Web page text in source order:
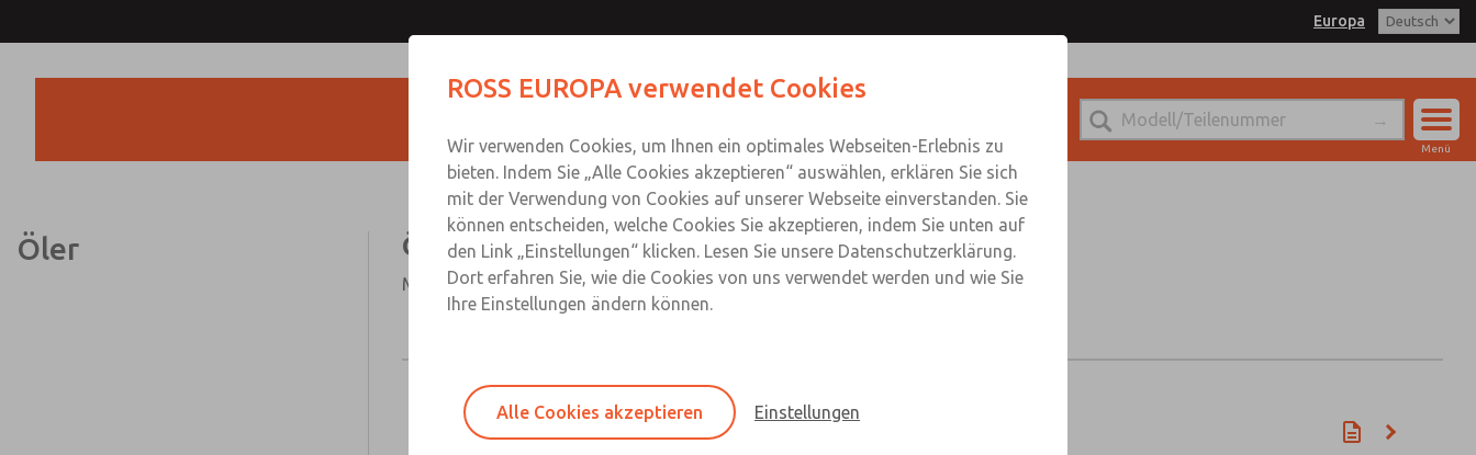
Europa
Menü
Öler Öler
Modular oder Leitungseinbau
MD4-Baureihe
G3/8 bis G3/4; Durchfluss bis 5.806 l/min
ROSS EUROPA verwendet Cookies
Wir verwenden Cookies, um Ihnen ein optimales Webseiten-Erlebnis zu
bieten. Indem Sie „Alle Cookies akzeptieren“ auswählen, erklären Sie sich
mit der Verwendung von Cookies auf unserer Webseite einverstanden. Sie
können entscheiden, welche Cookies Sie akzeptieren, indem Sie unten auf
den Link „Einstellungen“ klicken. Lesen Sie unsere Datenschutzerklärung.
Dort erfahren Sie, wie die Cookies von uns verwendet werden und wie Sie
Ihre Einstellungen ändern können.
Alle Cookies akzeptieren Einstellungen